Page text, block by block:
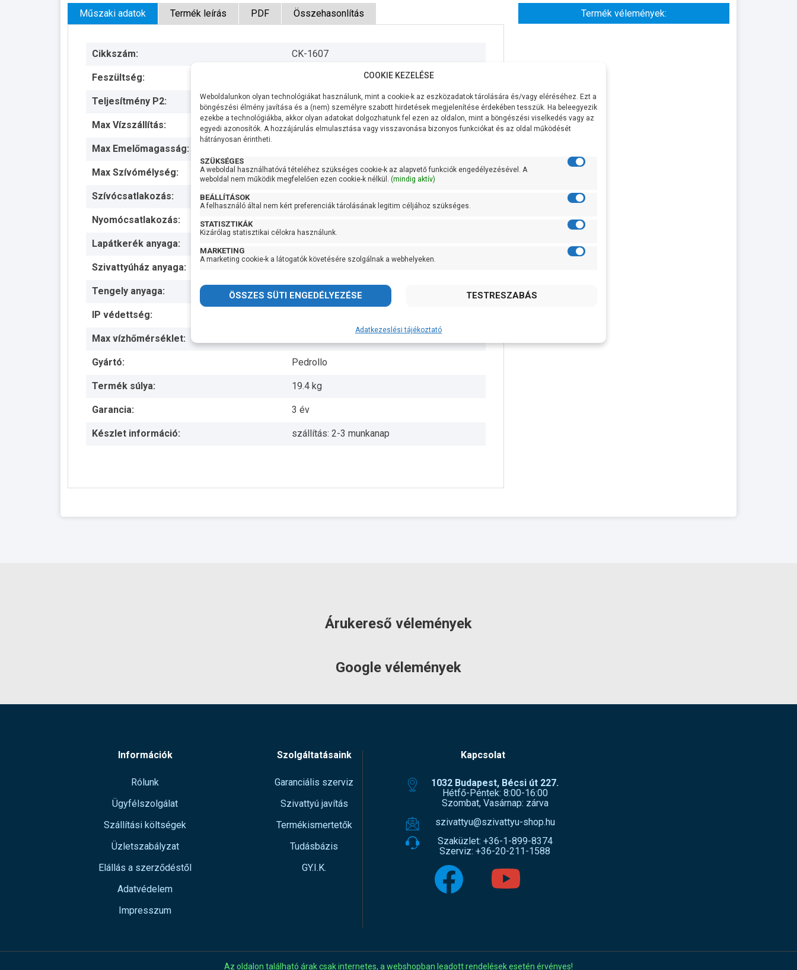
Műszaki adatok Termék leírás PDF Összehasonlítás
Cikkszám: CK-1607
Feszültség:
Teljesítmény P2: 1100W
Max Vízszállítás: 525 liter/perc
Max Emelőmagasság:
Max Szívómélység: 4 méter
Szívócsatlakozás:
Nyomócsatlakozás:
Lapátkerék anyaga:
Szivattyúház anyaga: Üvegszálas merevítésű polipropilén
Tengely anyaga: AISI 304 rozsdamentes acél
IP védettség:
Max vízhőmérséklet:
Gyártó: Pedrollo
Termék súlya: 19.4 kg
Garancia: 3 év
Készlet információ: szállítás: 2-3 munkanap
Termék vélemények:
Árukereső vélemények
Google vélemények
Információk
Rólunk
Ügyfélszolgálat
Szállítási költségek
Üzletszabályzat
Elállás a szerződéstől
Adatvédelem
Impresszum
Szolgáltatásaink
Garanciális szerviz
Szivattyú javítás
Termékismertetők
Tudásbázis
GY.I.K.
Kapcsolat
1032 Budapest, Bécsi út 227.
Hétfő-Péntek: 8:00-16:00
Szombat, Vasárnap: zárva
szivattyu@szivattyu-shop.hu
Szaküzlet: +36-1-899-8374
Szerviz: +36-20-211-1588
Az oldalon található árak csak internetes, a webshopban leadott rendelések esetén érvényes!
COOKIE KEZELÉSE
Weboldalunkon olyan technológiákat használunk, mint a cookie-k az eszközadatok tárolására és/vagy eléréséhez. Ezt a
böngészési élmény javítása és a (nem) személyre szabott hirdetések megjelenítése érdekében tesszük. Ha beleegyezik
ezekbe a technológiákba, akkor olyan adatokat dolgozhatunk fel ezen az oldalon, mint a böngészési viselkedés vagy az
egyedi azonosítók. A hozzájárulás elmulasztása vagy visszavonása bizonyos funkciókat és az oldal működését
hátrányosan érintheti.
SZÜKSÉGES
A weboldal használhatóvá tételéhez szükséges cookie-k az alapvető funkciók engedélyezésével. A
weboldal nem működik megfelelően ezen cookie-k nélkül. (mindig aktív)
BEÁLLÍTÁSOK
A felhasználó által nem kért preferenciák tárolásának legitim céljához szükséges.
STATISZTIKÁK
Kizárólag statisztikai célokra használunk.
MARKETING
A marketing cookie-k a látogatók követésére szolgálnak a webhelyeken.
Adatkezeslési tájékoztató